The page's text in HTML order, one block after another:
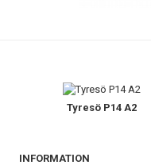
Tyresö P14 A2
INFORMATION